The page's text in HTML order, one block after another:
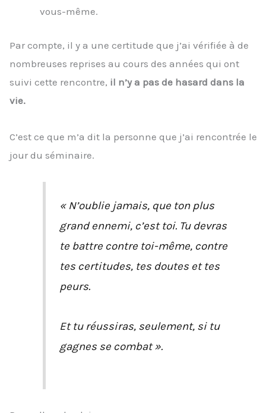
vous-même.
Par compte, il y a une certitude que j’ai vérifiée à de
nombreuses reprises au cours des années qui ont
suivi cette rencontre, il n’y a pas de hasard dans la
vie.
C’est ce que m’a dit la personne que j’ai rencontrée le
jour du séminaire.
« N’oublie jamais, que ton plus
grand ennemi, c’est toi. Tu devras
te battre contre toi-même, contre
tes certitudes, tes doutes et tes
peurs.
Et tu réussiras, seulement, si tu
gagnes se combat ».